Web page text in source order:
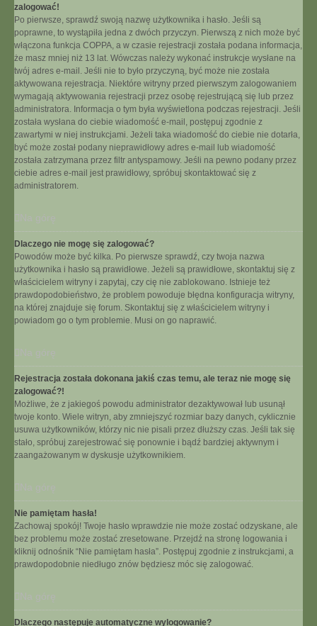
zalogować!
Po pierwsze, sprawdź swoją nazwę użytkownika i hasło. Jeśli są
poprawne, to wystąpiła jedna z dwóch przyczyn. Pierwszą z nich może być
włączona funkcja COPPA, a w czasie rejestracji została podana informacja,
że masz mniej niż 13 lat. Wówczas należy wykonać instrukcje wysłane na
twój adres e-mail. Jeśli nie to było przyczyną, być może nie została
aktywowana rejestracja. Niektóre witryny przed pierwszym zalogowaniem
wymagają aktywowania rejestracji przez osobę rejestrującą się lub przez
administratora. Informacja o tym była wyświetlona podczas rejestracji. Jeśli
została wysłana do ciebie wiadomość e-mail, postępuj zgodnie z
zawartymi w niej instrukcjami. Jeżeli taka wiadomość do ciebie nie dotarła,
być może został podany nieprawidłowy adres e-mail lub wiadomość
została zatrzymana przez filtr antyspamowy. Jeśli na pewno podany przez
ciebie adres e-mail jest prawidłowy, spróbuj skontaktować się z
administratorem.
Na górę
Dlaczego nie mogę się zalogować?
Powodów może być kilka. Po pierwsze sprawdź, czy twoja nazwa
użytkownika i hasło są prawidłowe. Jeżeli są prawidłowe, skontaktuj się z
właścicielem witryny i zapytaj, czy cię nie zablokowano. Istnieje też
prawdopodobieństwo, że problem powoduje błędna konfiguracja witryny,
na której znajduje się forum. Skontaktuj się z właścicielem witryny i
powiadom go o tym problemie. Musi on go naprawić.
Na górę
Rejestracja została dokonana jakiś czas temu, ale teraz nie mogę się
zalogować?!
Możliwe, że z jakiegoś powodu administrator dezaktywował lub usunął
twoje konto. Wiele witryn, aby zmniejszyć rozmiar bazy danych, cyklicznie
usuwa użytkowników, którzy nic nie pisali przez dłuższy czas. Jeśli tak się
stało, spróbuj zarejestrować się ponownie i bądź bardziej aktywnym i
zaangażowanym w dyskusje użytkownikiem.
Na górę
Nie pamiętam hasła!
Zachowaj spokój! Twoje hasło wprawdzie nie może zostać odzyskane, ale
bez problemu może zostać zresetowane. Przejdź na stronę logowania i
kliknij odnośnik “Nie pamiętam hasła”. Postępuj zgodnie z instrukcjami, a
prawdopodobnie niedługo znów będziesz móc się zalogować.
Na górę
Dlaczego następuje automatyczne wylogowanie?